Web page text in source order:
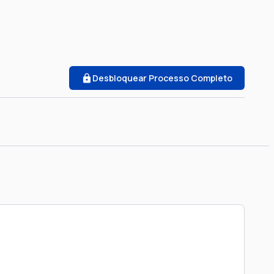
Desbloquear Processo Completo